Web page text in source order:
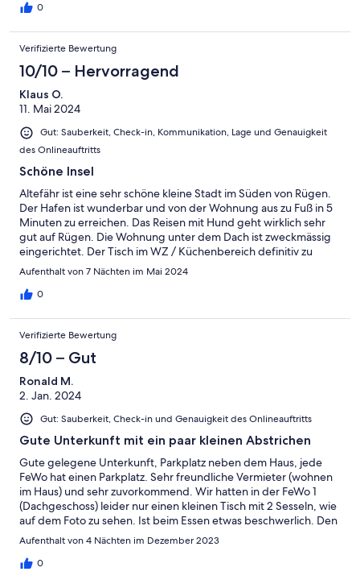
0
Verifizierte Bewertung
10/10 – Hervorragend
Klaus O.
11. Mai 2024
Gut: Sauberkeit, Check-in, Kommunikation, Lage und Genauigkeit
des Onlineauftritts
Schöne Insel
Altefähr ist eine sehr schöne kleine Stadt im Süden von Rügen.
Der Hafen ist wunderbar und von der Wohnung aus zu Fuß in 5
Minuten zu erreichen. Das Reisen mit Hund geht wirklich sehr
gut auf Rügen. Die Wohnung unter dem Dach ist zweckmässig
eingerichtet. Der Tisch im WZ / Küchenbereich definitiv zu
klein. In der Wohnung sollten mal kleine Reparaturarbeiten
ausreichend. Die Lage war für uns super, der Gastgeber sehr
Aufenthalt von 7 Nächten im Mai 2024
0
Verifizierte Bewertung
8/10 – Gut
Ronald M.
2. Jan. 2024
Gut: Sauberkeit, Check-in und Genauigkeit des Onlineauftritts
Gute Unterkunft mit ein paar kleinen Abstrichen
Gute gelegene Unterkunft, Parkplatz neben dem Haus, jede
FeWo hat einen Parkplatz. Sehr freundliche Vermieter (wohnen
im Haus) und sehr zuvorkommend. Wir hatten in der FeWo 1
(Dachgeschoss) leider nur einen kleinen Tisch mit 2 Sesseln, wie
auf dem Foto zu sehen. Ist beim Essen etwas beschwerlich. Den
eingezeichneten Tisch auf dem Grundriss gibt es nicht (mehr).
Kühlschrank und Tiefkühlschrank mehr als reichlich. Ceranfeld
Aufenthalt von 4 Nächten im Dezember 2023
0